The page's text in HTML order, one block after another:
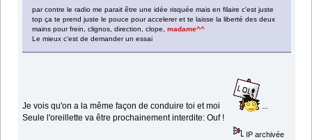
par contre le radio me parait être une idée risquée mais en filaire c'est juste
top ça te prend juste le pouce pour accelerer et te laisse la liberté des deux
mains pour frein, clignos, direction, clope,madame^^
Le mieux c'est de demander un essai
Je vois qu'on a la même façon de conduire toi et moi
...
Seule l'oreillette va être prochainement interdite: Ouf !
IP archivée